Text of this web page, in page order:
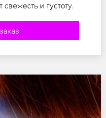
и густоту.